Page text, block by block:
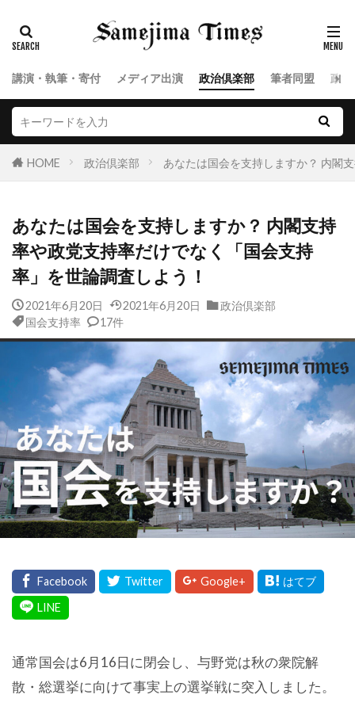
講演・執筆・寄付 メディア出演 政治倶楽部 筆者同盟 政
HOME 政治倶楽部 あなたは国会を支持しますか？ 内閣
あなたは国会を支持しますか？ 内閣支持
率や政党支持率だけでなく「国会支持
率」を世論調査しよう！
2021年6月20日 2021年6月20日
政治倶楽部
国会支持率
17件
通常国会は6月16日に閉会し、与野党は秋の衆院解
散・総選挙に向けて事実上の選挙戦に突入しました。